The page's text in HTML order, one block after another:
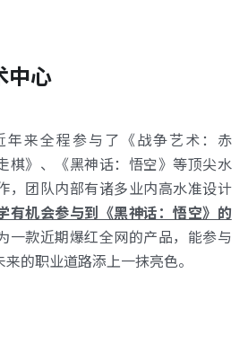
中心
年来全程参与了《战争艺术：赤
棋》、《黑神话：悟空》等顶尖水
，团队内部有诸多业内高水准设计
有机会参与到《黑神话：悟空》的
一款近期爆红全网的产品，能参与
的职业道路添上一抹亮色。